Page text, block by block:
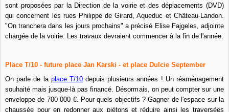
sont proposées par la Direction de la voirie et des déplacements (DVD)
qui concernent les rues Philippe de Girard, Aqueduc et Château-Landon.
"On tranchera dans les jours prochains" a précisé Elise Fajgeles, adjointe
chargée de la voirie. Les travaux devraient commencer à la fin de l'année.
Place T/10 - future place Jan Karski - et place Dulcie September
On parle de la place T/10depuis plusieurs années ! Un réaménagement
souhaité mais jusque-là pas financé. Désormais, on peut compter sur une
enveloppe de 700 000 €. Pour quels objectifs ? Gagner de l'espace sur la
chaussée pour en redonner aux piétons et réduire ainsi les traversées